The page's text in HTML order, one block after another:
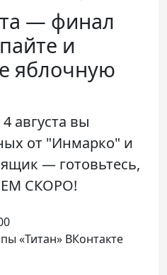
— финал
и
яблочную
августа вы
от "Инмарко" и
— готовьтесь,
СКОРО!
«Титан» ВКонтакте